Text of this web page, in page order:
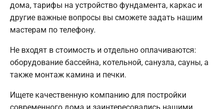
дома, тарифы на устройство фундамента, каркас и
другие важные вопросы вы сможете задать нашим
мастерам по телефону.
Не входят в стоимость и отдельно оплачиваются:
оборудование бассейна, котельной, санузла, сауны, а
также монтаж камина и печки.
Ищете качественную компанию для постройки